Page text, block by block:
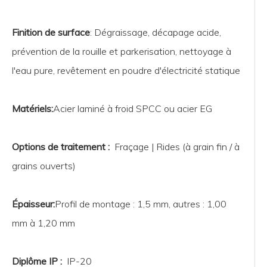
Accessoires par défaut
4 × rail de montage 19' réglable en position.
10 jeux de vis en cage M6 supplémentaires.
Entrée de câble
Haut - Une entrée de câble rectangulaire de 400 × 50 mm
Peut demander un design différent
L'emballage démonté permet d'économiser 66 % de
Finition de surface: Dégraissage, décapage acide,
prévention de la rouille et parkerisation, nettoyage à
l'eau pure, revêtement en poudre d'électricité statique
Matériels:Acier laminé à froid SPCC ou acier EG
Options de traitement : Fraçage | Rides (à grain fin / à
grains ouverts)
Épaisseur:Profil de montage : 1,5 mm, autres : 1,00
mm à 1,20 mm
Diplôme IP : IP-20